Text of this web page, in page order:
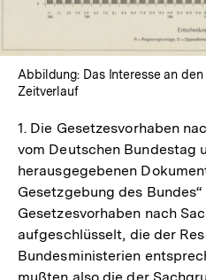
Abbildung: Das Interesse an
Zeitverlauf
1. Die Gesetzesvorhaben
vom Deutschen Bundestag
herausgegebenen
Gesetzgebung des
Gesetzesvorhaben nach
aufgeschlüsselt, die der
Bundesministerien